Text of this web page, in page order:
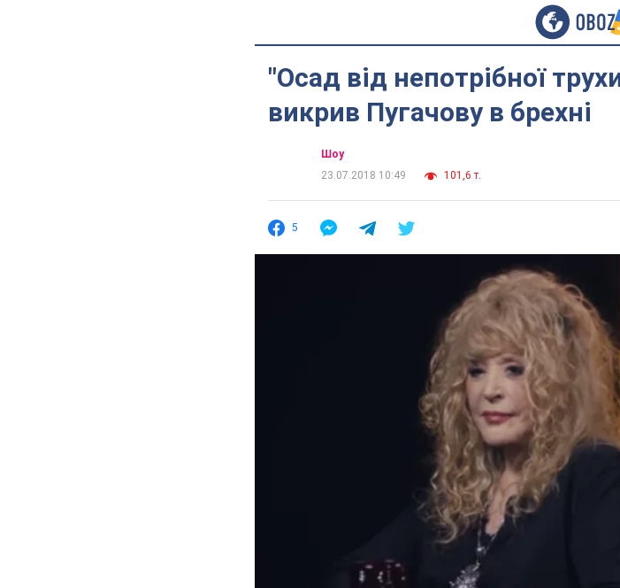
"Осад від непотрібної
викрив Пугачову в брехні
Шоу
23.07.2018 10:49
101,6 т.
5